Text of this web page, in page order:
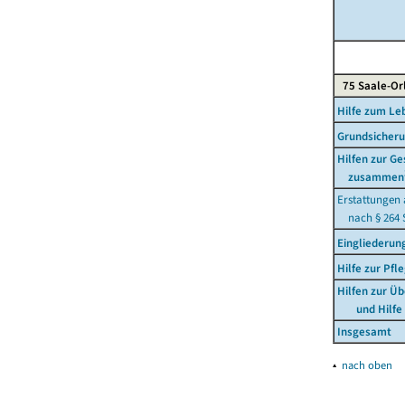
75 Saale-
Hilfe zum
Hilfen zur
zusammen
Erstattungen
nach § 264
Hilfe zur
Hilfen zur
und Hilfe
Insgesamt
▴ nach oben